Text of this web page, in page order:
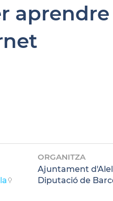
ORGANITZA
Ajuntament
Diputació de